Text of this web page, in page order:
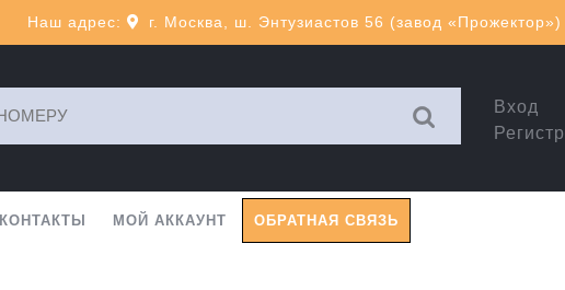
Наш адрес: г. Москва, ш. Энтузиастов 56 (завод «Прожектор»)
КОНТАКТЫ МОЙ АККАУНТ ОБРАТНАЯ СВЯЗЬ